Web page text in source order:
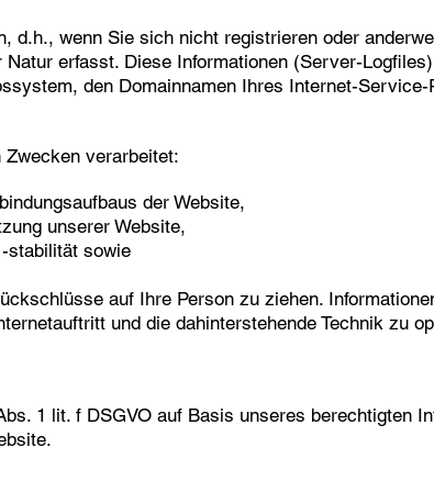
d.h., wenn Sie sich nicht registrieren oder
erfasst. Diese Informationen (Server-
den Domainnamen Ihres Internet-
Zwecken verarbeitet:
der Website,
unserer Website,
stabilität sowie
auf Ihre Person zu ziehen.
und die dahinterstehende Technik zu
1 lit. f DSGVO auf Basis unseres berechtigten